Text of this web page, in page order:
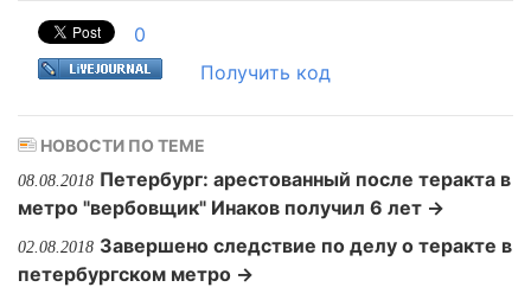
0
Получить код
НОВОСТИ ПО ТЕМЕ
08.08.2018 Петербург: арестованный после теракта в
метро "вербовщик" Инаков получил 6 лет →
02.08.2018 Завершено следствие по делу о теракте в
петербургском метро →